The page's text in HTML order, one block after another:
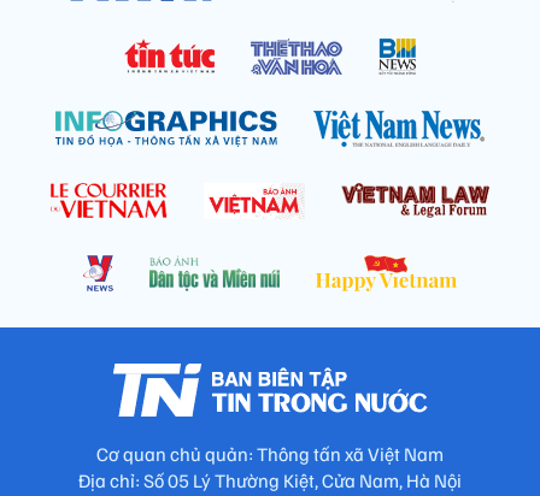
Cơ quan chủ quản: Thông tấn xã Việt Nam
Địa chỉ: Số 05 Lý Thường Kiệt, Cửa Nam, Hà Nội